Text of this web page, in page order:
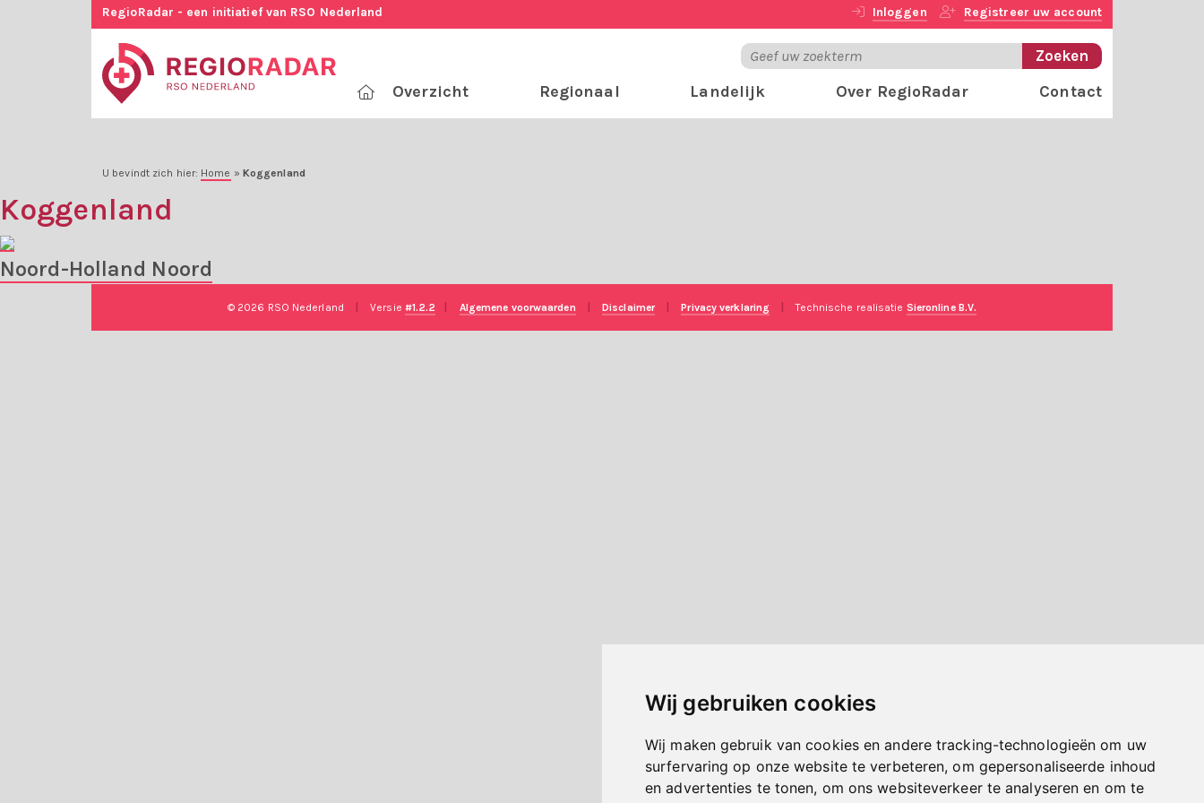
Wij gebruiken cookies
Wij maken gebruik van cookies en andere tracking-technologieën om uw
surfervaring op onze website te verbeteren, om gepersonaliseerde inhoud
en advertenties te tonen, om ons websiteverkeer te analyseren en om te
RegioRadar - een initiatief van RSO Nederland Inloggen Registreer uw account
Overzicht Regionaal Landelijk Over RegioRadar Contact
U bevindt zich hier: Home » Koggenland
Koggenland
Noord-Holland Noord
© 2026 RSO Nederland Versie #1.2.2 Algemene voorwaarden Disclaimer Privacy verklaring Technische realisatie Sieronline B.V.